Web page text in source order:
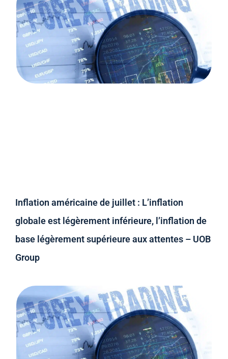
Inflation américaine de juillet : L’inflation
globale est légèrement inférieure, l’inflation de
base légèrement supérieure aux attentes – UOB
Group